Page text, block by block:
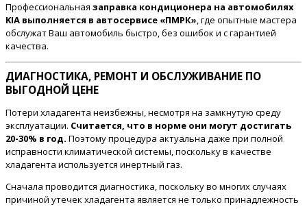
Профессиональная заправка кондиционера на автомобилях
KIA выполняется в автосервисе «ПМРК», где опытные мастера
обслужат Ваш автомобиль быстро, без ошибок и с гарантией
качества.
ДИАГНОСТИКА, РЕМОНТ И ОБСЛУЖИВАНИЕ ПО
ВЫГОДНОЙ ЦЕНЕ
Потери хладагента неизбежны, несмотря на замкнутую среду
эксплуатации. Считается, что в норме они могут достигать
20-30% в год. Поэтому процедура актуальна даже при полной
исправности климатической системы, поскольку в качестве
хладагента используется инертный газ.
Сначала проводится диагностика, поскольку во многих случаях
причиной утечек хладагента является не только принадлежность